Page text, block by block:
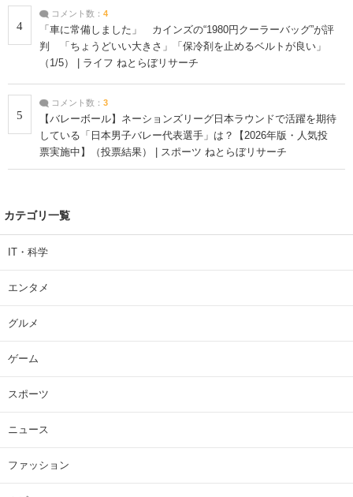
4
コメント数： 4
「車に常備しました」 カインズの“1980円クーラーバッグ”が評
判 「ちょうどいい大きさ」「保冷剤を止めるベルトが良い」
（1/5） | ライフ ねとらぼリサーチ
5
コメント数： 3
【バレーボール】ネーションズリーグ日本ラウンドで活躍を期待
している「日本男子バレー代表選手」は？【2026年版・人気投
票実施中】（投票結果） | スポーツ ねとらぼリサーチ
カテゴリ一覧
IT・科学
エンタメ
グルメ
ゲーム
スポーツ
ニュース
ファッション